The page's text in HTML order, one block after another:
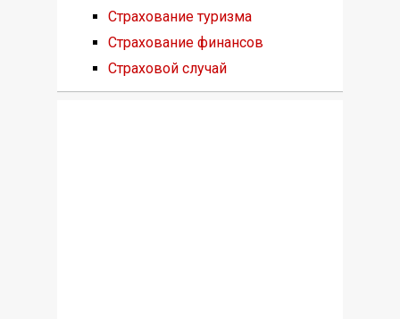
Страхование туризма
Страхование финансов
Страховой случай